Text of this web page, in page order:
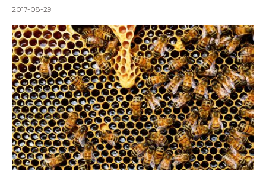
2017-08-29